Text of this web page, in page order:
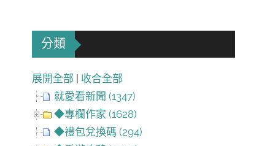
分類
展開全部 | 收合全部
就愛看新聞 (1347)
◆專欄作家 (1628)
◆禮包兌換碼 (294)